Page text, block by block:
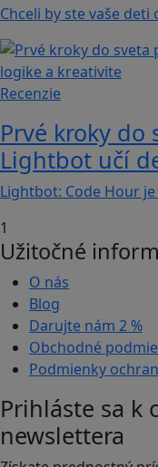
Chceli by ste vaše
Recenzie
Prvé kroky do
Lightbot učí
Lightbot: Code Hour
1
Užitočné
O nás
Blog
Darujte nám 2 %
Obchodné
Podmienky
Prihláste sa k
newslettera